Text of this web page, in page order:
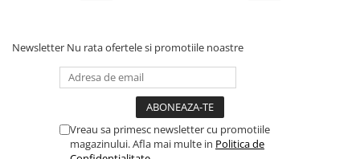
absolut necesar in camera copilului. Cu ajutorul
acestei functii poti monitoriza in permanenta
temperatura din camera bebelusului.
Newsletter Nu rata ofertele si promotiile noastre
Vreau sa primesc newsletter cu promotiile
magazinului. Afla mai multe in Politica de